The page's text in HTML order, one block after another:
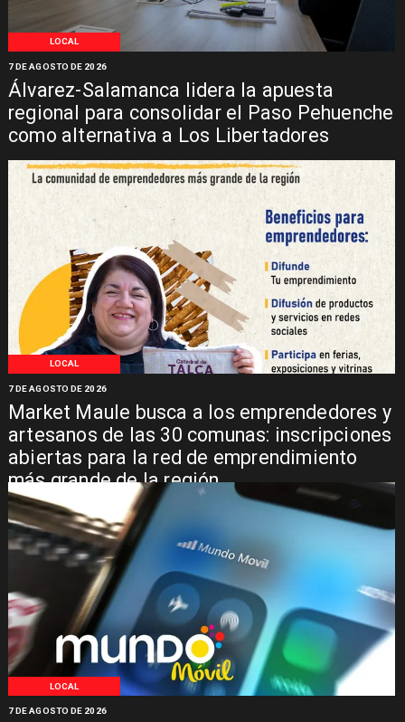
LOCAL
Álvarez-Salamanca lidera la apuesta
regional para consolidar el Paso Pehuenche
como alternativa a Los Libertadores
7 DE AGOSTO DE 2026
LOCAL
Market Maule busca a los emprendedores y
artesanos de las 30 comunas: inscripciones
abiertas para la red de emprendimiento
más grande de la región
7 DE AGOSTO DE 2026
LOCAL
7 DE AGOSTO DE 2026